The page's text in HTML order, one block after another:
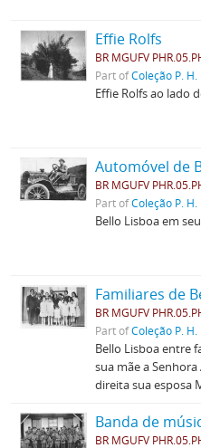
Effie Rolfs
BR MGUFV
Part ofColeção P. H.
Effie Rolfs ao lado
Automóvel de
BR MGUFV
Part ofColeção P. H.
Bello Lisboa em
Familiares de
BR MGUFV
Part ofColeção P. H.
Bello Lisboa entre
sua mãe a
direita sua esposa
Banda de
BR MGUFV